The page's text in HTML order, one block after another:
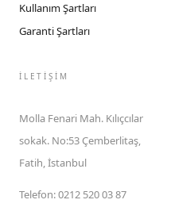
Kullanım Şartları
Garanti Şartları
İLETIŞIM
Molla Fenari Mah. Kılıçcılar
sokak. No:53 Çemberlitaş,
Fatih, İstanbul
Telefon:0212 520 03 87